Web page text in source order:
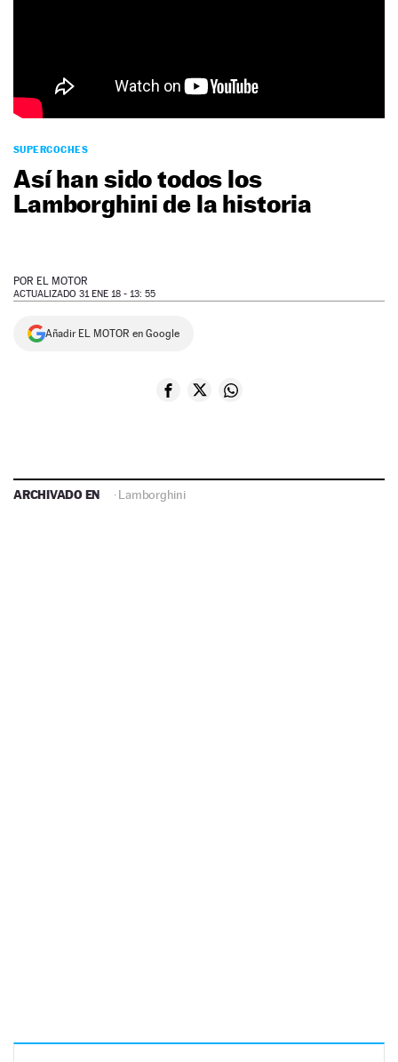
SUPERCOCHES
Así han sido todos los
Lamborghini de la historia
POR EL MOTOR
ACTUALIZADO 31 ENE 18 - 13: 55
Añadir EL MOTOR en Google
ARCHIVADO EN ·Lamborghini